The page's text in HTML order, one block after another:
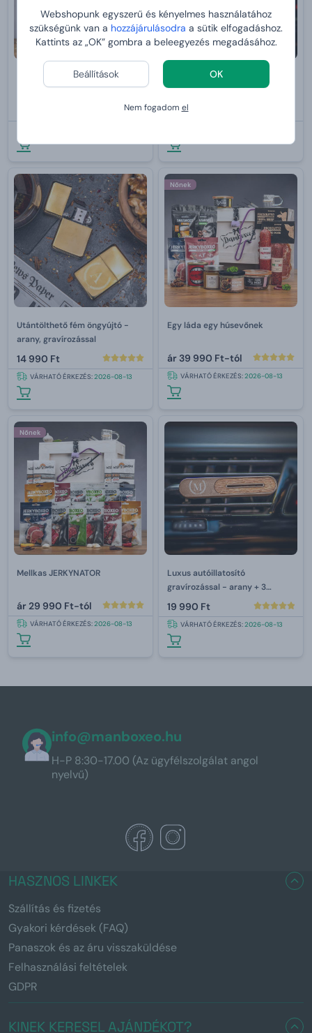
Webshopunk egyszerű és kényelmes használatához
szükségünk van a hozzájárulásodra a sütik elfogadáshoz.
Kattints az „OK” gombra a beleegyezés megadásához.
Beállítások OK
Nem fogadom el
Láda luxuskozmetikumokkal -
Luxus autóillatosító
gravírozással - szürke + 3
utántöltő
19 990 Ft
Utántölthető fém öngyújtó -
arany, gravírozással
14 990 Ft
VÁRHATÓ ÉRKEZÉS:2026-08-13
Nőnek
Egy láda egy húsevőnek
ár39 990 Ft-tól
VÁRHATÓ ÉRKEZÉS:2026-08-13
Nőnek
Mellkas JERKYNATOR
ár29 990 Ft-tól
VÁRHATÓ ÉRKEZÉS:2026-08-13
Luxus autóillatosító
gravírozással - arany + 3
újratöltődéssel
19 990 Ft
VÁRHATÓ ÉRKEZÉS:2026-08-13
info@manboxeo.hu
H-P 8:30-17.00 (Az ügyfélszolgálat angol
nyelvű)
HASZNOS LINKEK
Szállítás és fizetés
Gyakori kérdések (FAQ)
Panaszok és az áru visszaküldése
Felhasználási feltételek
GDPR
KINEK KERESEL AJÁNDÉKOT?